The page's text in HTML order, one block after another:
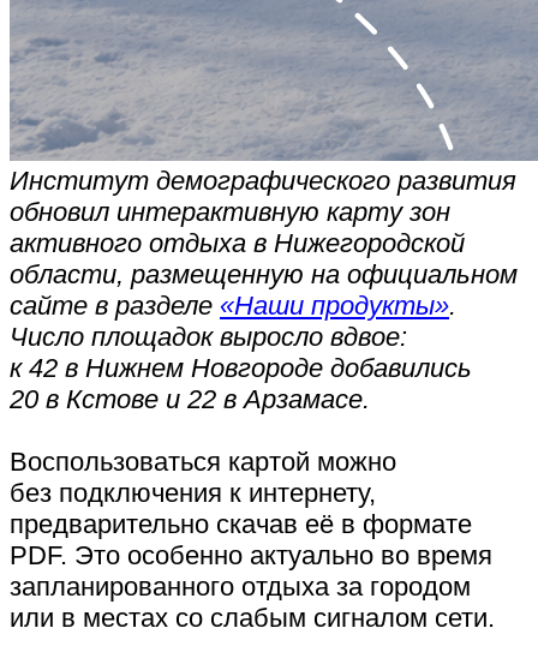
Институт демографического развития
обновил интерактивную карту зон
активного отдыха в Нижегородской
области, размещенную на официальном
сайте в разделе «Наши продукты».
Число площадок выросло вдвое:
к 42 в Нижнем Новгороде добавились
20 в Кстове и 22 в Арзамасе.
Воспользоваться картой можно
без подключения к интернету,
предварительно скачав её в формате
PDF. Это особенно актуально во время
запланированного отдыха за городом
или в местах со слабым сигналом сети.